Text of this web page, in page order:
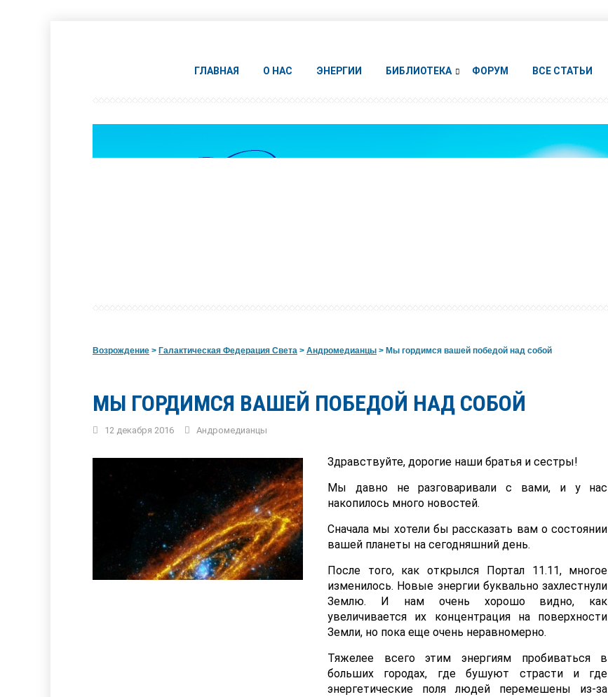
ГЛАВНАЯ О НАС ЭНЕРГИИ БИБЛИОТЕКА ФОРУМ ВСЕ СТАТЬИ
Возрождение > Галактическая Федерация Света > Андромедианцы > Мы гордимся вашей победой над собой
МЫ ГОРДИМСЯ ВАШЕЙ ПОБЕДОЙ НАД СОБОЙ
12 декабря 2016 Андромедианцы
Здравствуйте, дорогие наши братья и сестры!
Мы давно не разговаривали с вами, и у нас
накопилось много новостей.
Сначала мы хотели бы рассказать вам о состоянии
вашей планеты на сегодняшний день.
После того, как открылся Портал 11.11, многое
изменилось. Новые энергии буквально захлестнули
Землю. И нам очень хорошо видно, как
увеличивается их концентрация на поверхности
Земли, но пока еще очень неравномерно.
Тяжелее всего этим энергиям пробиваться в
больших городах, где бушуют страсти и где
энергетические поля людей перемешены из-за